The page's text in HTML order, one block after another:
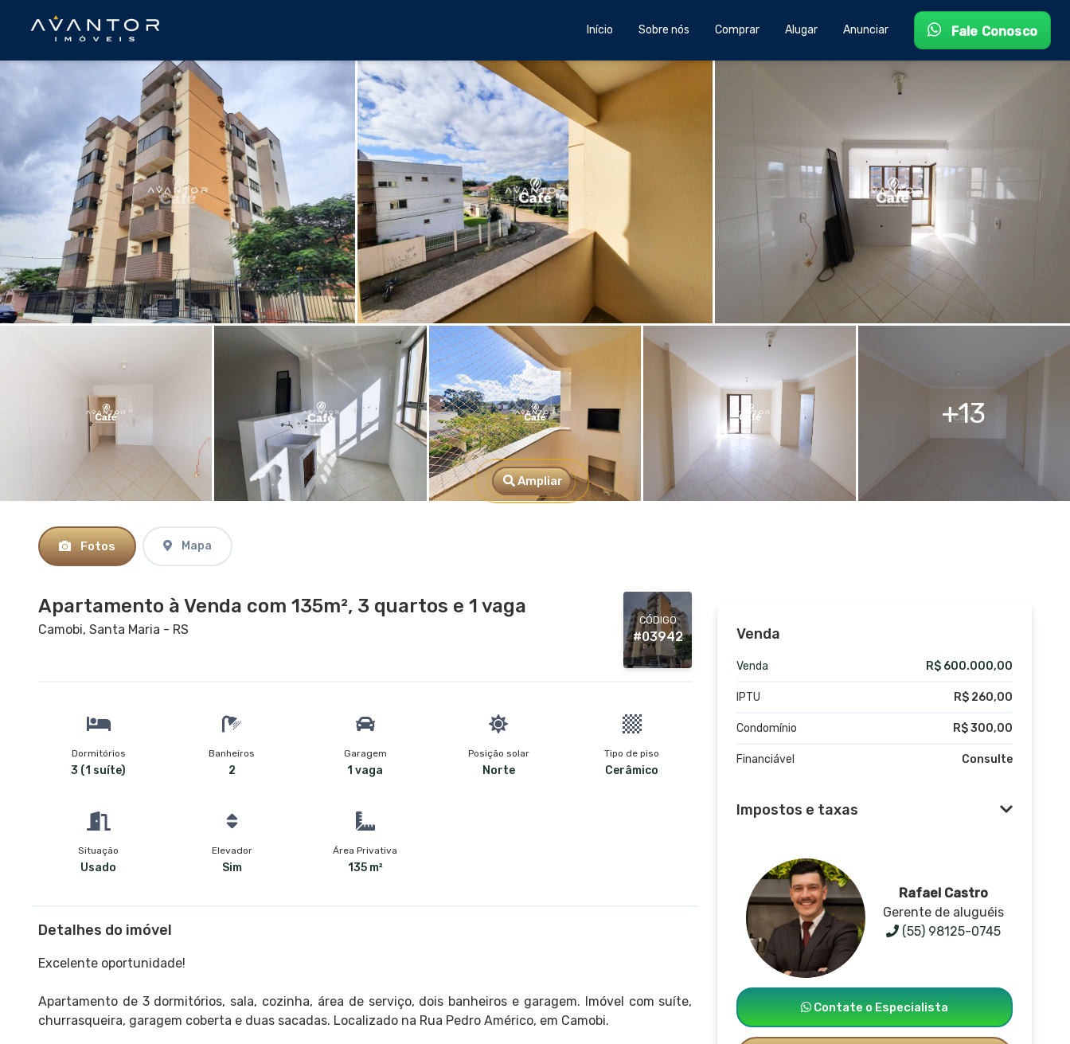
Início Sobre nós Comprar Alugar Anunciar Fale Conosco
13
Ampliar
Fotos Mapa
Apartamento à Venda com 135m², 3 quartos e 1 vaga
Camobi, Santa Maria - RS
CÓDIGO
#03942
Dormitórios
3 (1 suíte)
Banheiros
2
Garagem
1 vaga
Posição solar
Norte
Tipo de piso
Cerâmico
Situação
Usado
Elevador
Sim
Área Privativa
135 m²
Detalhes do imóvel
Excelente oportunidade!
Apartamento de 3 dormitórios, sala, cozinha, área de serviço, dois banheiros e garagem. Imóvel com suíte,
churrasqueira, garagem coberta e duas sacadas. Localizado na Rua Pedro Américo, em Camobi.
Venda
Venda R$ 600.000,00
IPTU R$ 260,00
Condomínio R$ 300,00
Financiável Consulte
Impostos e taxas
Rafael Castro
Gerente de aluguéis
(55) 98125-0745
Contate o Especialista